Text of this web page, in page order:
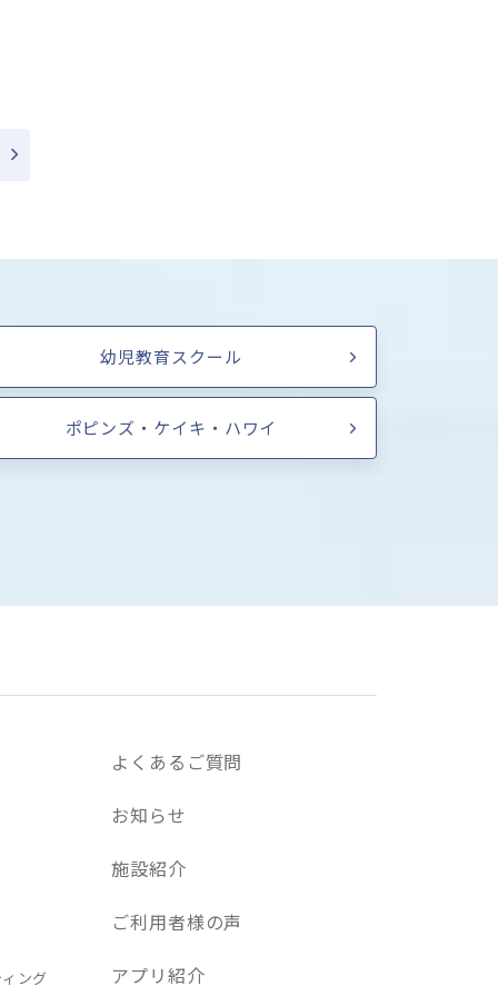
幼児教育スクール
ポピンズ・ケイキ・ハワイ
ング
よくあるご質問
お知らせ
施設紹介
ご利用者様の声
アプリ紹介